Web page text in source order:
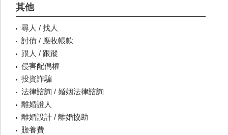
其他
尋人 / 找人
討債 / 應收帳款
跟人 / 跟蹤
侵害配偶權
投資詐騙
法律諮詢 / 婚姻法律諮詢
離婚證人
離婚設計 / 離婚協助
贍養費